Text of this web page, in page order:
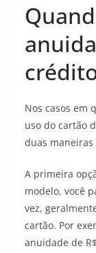
Nos casos em
uso do cartão
duas
A primeira
modelo, você
vez,
cartão. Por
anuidade de